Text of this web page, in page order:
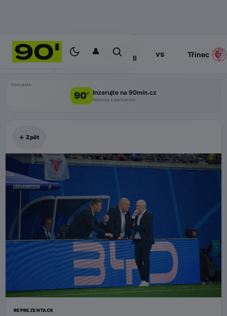
👤
PROGRAM 17:00
Slavia
Praha II
vs Třinec
REKLAMA
90’ Inzerujte na 90min.cz
Reklama a partnerství
← Zpět
REPREZENTACE